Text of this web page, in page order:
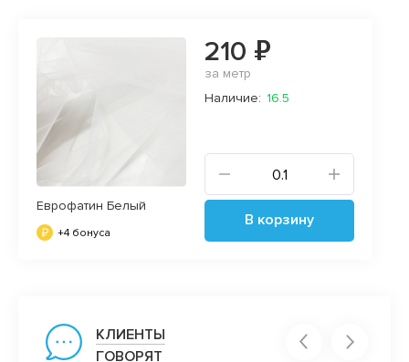
Еврофатин Белый
+4 бонуса
210 ₽
за метр
Наличие: 16.5
В корзину
КЛИЕНТЫ
ГОВОРЯТ